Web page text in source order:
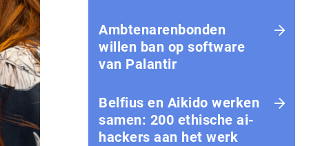
Amb­te­na­ren­bon­den
willen ban op software
van Palantir
Belfius en Aikido werken
samen: 200 ethische ai-
hackers aan het werk